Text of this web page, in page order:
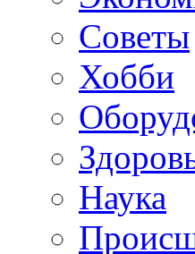
Советы
Хобби
Наука